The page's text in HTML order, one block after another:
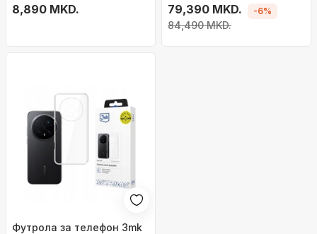
белегзија, црн
8,890 MKD.
Edition, 51mm, GPS, сив
79,390 MKD.
84,490 MKD.
-6%
Футрола за телефон 3mk